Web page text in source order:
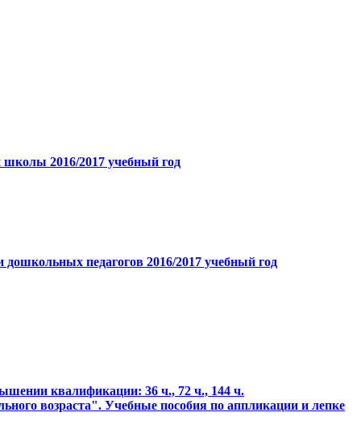
школы 2016/2017 учебный год
педагогов 2016/2017 учебный год
квалификации: 36 ч., 72 ч., 144 ч.
возраста". Учебные пособия по аппликации и лепке